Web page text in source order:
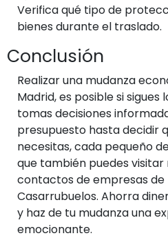
Verifica qué tipo de
bienes durante el traslado.
Conclusión
Realizar una mudanza
Madrid, es posible si sigues
tomas decisiones
presupuesto hasta decidir
necesitas, cada pequeño
que también puedes
contactos de empresas de
Casarrubuelos. Ahorra
y haz de tu mudanza una
emocionante.